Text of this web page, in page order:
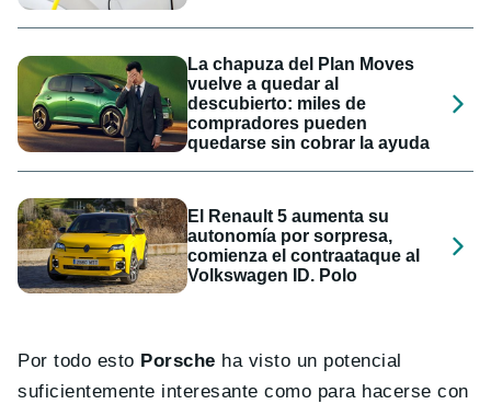
La chapuza del Plan Moves
vuelve a quedar al
descubierto: miles de
compradores pueden
quedarse sin cobrar la ayuda
El Renault 5 aumenta su
autonomía por sorpresa,
comienza el contraataque al
Volkswagen ID. Polo
Por todo esto Porsche ha visto un potencial
suficientemente interesante como para hacerse con